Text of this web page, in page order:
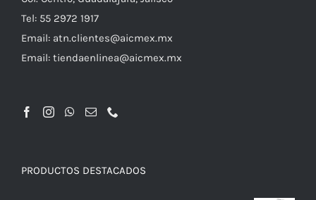
Tel: 55 2972 1917
Email: atn.clientes@aicmex.mx
Email: tiendaenlinea@aicmex.mx
PRODUCTOS DESTACADOS